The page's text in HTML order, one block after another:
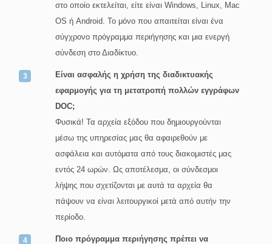
στο οποίο εκτελείται, είτε είναι Windows, Linux, Mac
OS ή Android. Το μόνο που απαιτείται είναι ένα
σύγχρονο πρόγραμμα περιήγησης και μια ενεργή
σύνδεση στο Διαδίκτυο.
Είναι ασφαλής η χρήση της διαδικτυακής
εφαρμογής για τη μετατροπή πολλών εγγράφων
DOC;
Φυσικά! Τα αρχεία εξόδου που δημιουργούνται
μέσω της υπηρεσίας μας θα αφαιρεθούν με
ασφάλεια και αυτόματα από τους διακομιστές μας
εντός 24 ωρών. Ως αποτέλεσμα, οι σύνδεσμοι
λήψης που σχετίζονται με αυτά τα αρχεία θα
πάψουν να είναι λειτουργικοί μετά από αυτήν την
περίοδο.
Ποιο πρόγραμμα περιήγησης πρέπει να